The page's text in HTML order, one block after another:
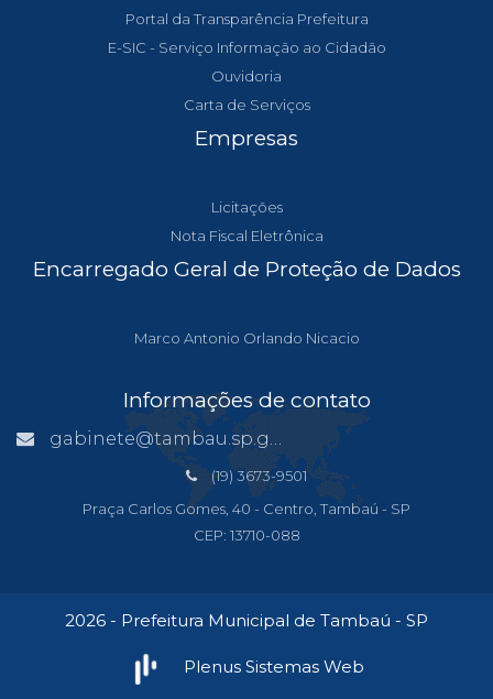
Portal da Transparência Prefeitura
E-SIC - Serviço Informação ao Cidadão
Ouvidoria
Carta de Serviços
Empresas
Licitações
Nota Fiscal Eletrônica
Encarregado Geral de Proteção de Dados
Marco Antonio Orlando Nicacio
Informações de contato
gabinete@tambau.sp.gov.br
(19) 3673-9501
Praça Carlos Gomes, 40 - Centro, Tambaú - SP
CEP: 13710-088
2026 - Prefeitura Municipal de Tambaú - SP
Plenus Sistemas Web